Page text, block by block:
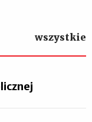
wszystkie